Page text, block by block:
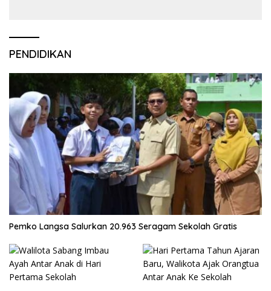
PENDIDIKAN
Pemko Langsa Salurkan 20.963 Seragam Sekolah Gratis